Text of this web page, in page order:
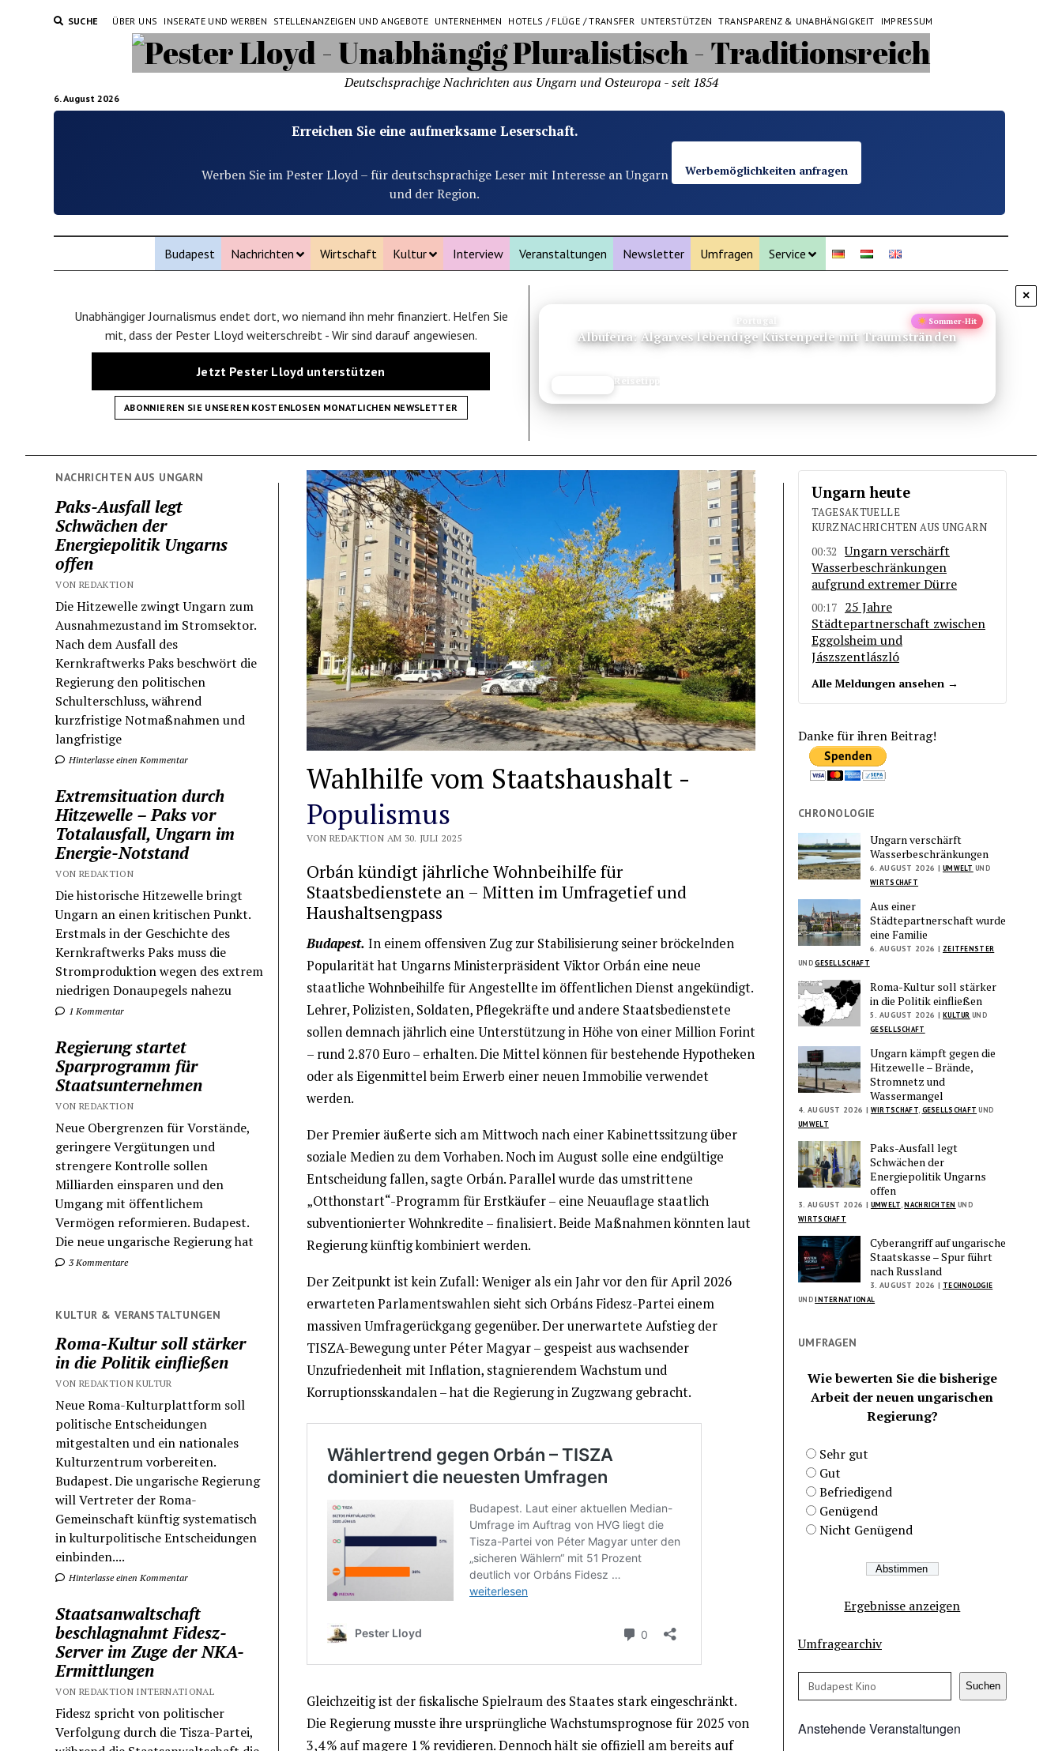
SUCHE ÜBER UNS INSERATE UND WERBEN STELLENANZEIGEN UND ANGEBOTE UNTERNEHMEN HOTELS / FLÜGE / TRANSFER UNTERSTÜTZEN TRANSPARENZ & UNABHÄNGIGKEIT IMPRESSUM
6. August 2026
Deutschsprachige Nachrichten aus Ungarn und Osteuropa - seit 1854
Erreichen Sie eine aufmerksame Leserschaft.
Werben Sie im Pester Lloyd – für deutschsprachige Leser mit Interesse an Ungarn
und der Region.
Werbemöglichkeiten anfragen
Budapest Nachrichten Wirtschaft Kultur Interview Veranstaltungen Newsletter Umfragen Service
×
Unabhängiger Journalismus endet dort, wo niemand ihn mehr finanziert. Helfen Sie
mit, dass der Pester Lloyd weiterschreibt - Wir sind darauf angewiesen.
Jetzt Pester Lloyd unterstützen
ABONNIEREN SIE UNSEREN KOSTENLOSEN MONATLICHEN NEWSLETTER
Sommer-Hit
Albufeira: Algarves lebendige Küstenperle mit Traumstränden
Reisetipp
NACHRICHTEN AUS UNGARN
Paks-Ausfall legt
Schwächen der
Energiepolitik Ungarns
offen
VON REDAKTION
Die Hitzewelle zwingt Ungarn zum
Ausnahmezustand im Stromsektor.
Nach dem Ausfall des
Kernkraftwerks Paks beschwört die
Regierung den politischen
Schulterschluss, während
kurzfristige Notmaßnahmen und
langfristige
Hinterlasse einen Kommentar
Extremsituation durch
Hitzewelle – Paks vor
Totalausfall, Ungarn im
Energie-Notstand
VON REDAKTION
Die historische Hitzewelle bringt
Ungarn an einen kritischen Punkt.
Erstmals in der Geschichte des
Kernkraftwerks Paks muss die
Stromproduktion wegen des extrem
niedrigen Donaupegels nahezu
1 Kommentar
Regierung startet
Sparprogramm für
Staatsunternehmen
VON REDAKTION
Neue Obergrenzen für Vorstände,
geringere Vergütungen und
strengere Kontrolle sollen
Milliarden einsparen und den
Umgang mit öffentlichem
Vermögen reformieren. Budapest.
Die neue ungarische Regierung hat
3 Kommentare
KULTUR & VERANSTALTUNGEN
Roma-Kultur soll stärker
in die Politik einfließen
VON REDAKTION KULTUR
Neue Roma-Kulturplattform soll
politische Entscheidungen
mitgestalten und ein nationales
Kulturzentrum vorbereiten.
Budapest. Die ungarische Regierung
will Vertreter der Roma-
Gemeinschaft künftig systematisch
in kulturpolitische Entscheidungen
einbinden....
Hinterlasse einen Kommentar
Staatsanwaltschaft
beschlagnahmt Fidesz-
Server im Zuge der NKA-
Ermittlungen
VON REDAKTION INTERNATIONAL
Fidesz spricht von politischer
Verfolgung durch die Tisza-Partei,
Wahlhilfe vom Staatshaushalt -
Populismus
VON REDAKTION AM 30. JULI 2025
Orbán kündigt jährliche Wohnbeihilfe für
Staatsbedienstete an – Mitten im Umfragetief und
Haushaltsengpass
Budapest. In einem offensiven Zug zur Stabilisierung seiner bröckelnden
Popularität hat Ungarns Ministerpräsident Viktor Orbán eine neue
staatliche Wohnbeihilfe für Angestellte im öffentlichen Dienst angekündigt.
Lehrer, Polizisten, Soldaten, Pflegekräfte und andere Staatsbedienstete
sollen demnach jährlich eine Unterstützung in Höhe von einer Million Forint
– rund 2.870 Euro – erhalten. Die Mittel können für bestehende Hypotheken
oder als Eigenmittel beim Erwerb einer neuen Immobilie verwendet
werden.
Der Premier äußerte sich am Mittwoch nach einer Kabinettssitzung über
soziale Medien zu dem Vorhaben. Noch im August solle eine endgültige
Entscheidung fallen, sagte Orbán. Parallel wurde das umstrittene
„Otthonstart“-Programm für Erstkäufer – eine Neuauflage staatlich
subventionierter Wohnkredite – finalisiert. Beide Maßnahmen könnten laut
Regierung künftig kombiniert werden.
Der Zeitpunkt ist kein Zufall: Weniger als ein Jahr vor den für April 2026
erwarteten Parlamentswahlen sieht sich Orbáns Fidesz-Partei einem
massiven Umfragerückgang gegenüber. Der unerwartete Aufstieg der
TISZA-Bewegung unter Péter Magyar – gespeist aus wachsender
Unzufriedenheit mit Inflation, stagnierendem Wachstum und
Korruptionsskandalen – hat die Regierung in Zugzwang gebracht.
Gleichzeitig ist der fiskalische Spielraum des Staates stark eingeschränkt.
Die Regierung musste ihre ursprüngliche Wachstumsprognose für 2025 von
3,4 % auf magere 1 % revidieren. Dennoch hält sie offiziell am bereits auf
Ungarn heute
TAGESAKTUELLE
KURZNACHRICHTEN AUS UNGARN
00:32
Ungarn verschärft
Wasserbeschränkungen
aufgrund extremer Dürre
00:17
25 Jahre
Städtepartnerschaft zwischen
Eggolsheim und
Jászszentlászló
Alle Meldungen ansehen →
Danke für ihren Beitrag!
CHRONOLOGIE
Ungarn verschärft
Wasserbeschränkungen
6. AUGUST 2026 | UMWELT UND
WIRTSCHAFT
Aus einer
Städtepartnerschaft wurde
eine Familie
6. AUGUST 2026 | ZEITFENSTER
UNDGESELLSCHAFT
Roma-Kultur soll stärker
in die Politik einfließen
5. AUGUST 2026 | KULTUR UND
GESELLSCHAFT
Ungarn kämpft gegen die
Hitzewelle – Brände,
Stromnetz und
Wassermangel
4. AUGUST 2026 | WIRTSCHAFT, GESELLSCHAFT UND
UMWELT
Paks-Ausfall legt
Schwächen der
Energiepolitik Ungarns
offen
3. AUGUST 2026 | UMWELT ,NACHRICHTEN UND
WIRTSCHAFT
Cyberangriff auf ungarische
Staatskasse – Spur führt
nach Russland
3. AUGUST 2026 | TECHNOLOGIE
UNDINTERNATIONAL
UMFRAGEN
Wie bewerten Sie die bisherige
Arbeit der neuen ungarischen
Regierung?
Sehr gut
Gut
Befriedigend
Genügend
Nicht Genügend
Ergebnisse anzeigen
Umfragearchiv
Suchen Suchen
Anstehende Veranstaltungen